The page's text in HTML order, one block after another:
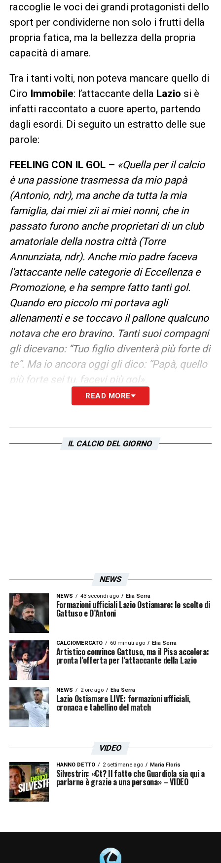
raccoglie le voci dei grandi protagonisti dello
sport per condividerne non solo i frutti della
propria fatica, ma la bellezza della propria
capacità di amare.
Tra i tanti volti, non poteva mancare quello di
Ciro Immobile: l’attaccante della Lazio si è
infatti raccontato a cuore aperto, partendo
dagli esordi. Di seguito un estratto delle sue
parole:
FEELING CON IL GOL – «Quella per il calcio
è una passione trasmessa da mio papà
(Antonio, ndr), ma anche da tutta la mia
famiglia, dai miei zii ai miei nonni, che in
passato furono anche proprietari di un club
amatoriale della nostra città (Torre
Annunziata, ndr). Anche mio padre faceva
l’attaccante nelle categorie di Eccellenza e
Promozione, e ha sempre fatto tanti gol.
Quando ero piccolo mi portava agli
allenamenti e se toccavo il pallone qualcuno
notava che ero bravino. Tanti suoi compagni
gli dicevano: “Tuo figlio diventerà più forte di
te”. Ma io ancora oggi gli dico: “Papà, quello
più forte sei tu, facevi più gol».
SACRIFICI FATTI – «La giornata era sempre
il pomeriggio. Se ho la sensazione di
programmazione, ma ammetto di non aver
esco con gli amici”. Il dovere per me è
sempre venuto prima di tutto».
DA DOVE HA INIZIATO –«Sono ricordi belli
che porto sempre dentro di me. È stato
l’inizio, il principio. Non ci si dimentica mai
da dove si è partiti. I miei nonni erano
proprietari di una salumeria e lì davanti al
negozio c’era una chiesa con una bella
Facevamo le porte con le scarpe, le borse e
tutto quello che capitava. Altri tempi, ma che
tempi!».
conoscevo tutti. Conosco le vicende, la
READ MORE
IL CALCIO DEL GIORNO
NEWS
NEWS 43 secondi ago Elia Serra
Formazioni ufficiali Lazio Ostiamare: le scelte di
Gattuso e D’Antoni
CALCIOMERCATO 60 minuti ago Elia Serra
Artistico convince Gattuso, ma il Pisa accelera:
pronta l’offerta per l’attaccante della Lazio
NEWS 2 ore ago Elia Serra
Lazio Ostiamare LIVE: formazioni ufficiali,
cronaca e tabellino del match
VIDEO
HANNO DETTO 2 settimane ago Maria Floris
Silvestrin: «Ct? Il fatto che Guardiola sia qui a
parlarne è grazie a una persona» – VIDEO